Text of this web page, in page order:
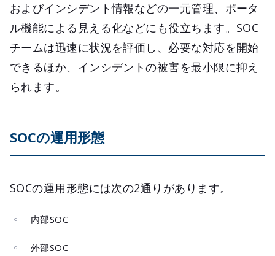
およびインシデント情報などの一元管理、ポータ
ル機能による見える化などにも役立ちます。SOC
チームは迅速に状況を評価し、必要な対応を開始
できるほか、インシデントの被害を最小限に抑え
られます。
SOCの運用形態
SOCの運用形態には次の2通りがあります。
内部SOC
外部SOC